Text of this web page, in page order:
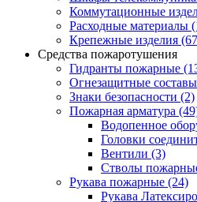
Коммутационные
Расходные материалы
Крепежные изделия
Средства пожаротушения
Гидранты пожарные
Огнезащитные составы
Знаки безопасности (2)
Пожарная арматура
Водопенное
Головки
Вентили (3)
Стволы
Рукава пожарные (24)
Рукава